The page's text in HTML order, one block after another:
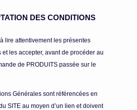
DES CONDITIONS
lire attentivement les présentes
les accepter, avant de procéder au
de PRODUITS passée sur le
Générales sont référencées en
SITE au moyen d’un lien et doivent